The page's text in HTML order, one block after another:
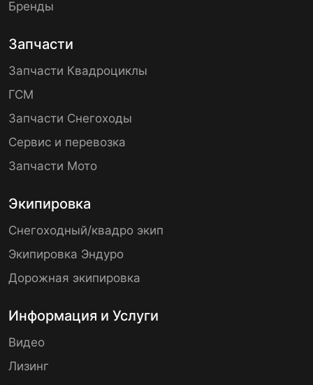
Бренды
Запчасти
Запчасти Квадроциклы
ГСМ
Запчасти Снегоходы
Сервис и перевозка
Запчасти Мото
Экипировка
Снегоходный/квадро экип
Экипировка Эндуро
Дорожная экипировка
Информация и Услуги
Видео
Лизинг